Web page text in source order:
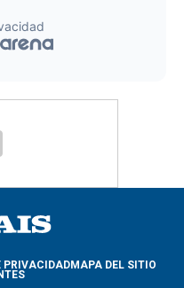
PRIVACIDADMAPA DEL SITIO